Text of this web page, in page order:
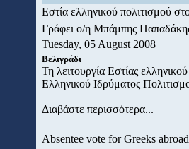
Εστία ελληνικού πολιτισμού
Γράφει ο/η Μπάμπης
Tuesday, 05 August 2008
Βελιγράδι
Τη λειτουργία Εστίας
Ελληνικού Ιδρύματος
Διαβάστε περισσότερα...
Absentee vote for Greeks abroad